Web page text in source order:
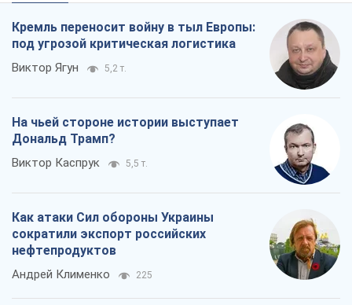
Кремль переносит войну в тыл Европы:
под угрозой критическая логистика
Виктор Ягун 5,2 т.
На чьей стороне истории выступает
Дональд Трамп?
Виктор Каспрук 5,5 т.
Как атаки Сил обороны Украины
сократили экспорт российских
нефтепродуктов
Андрей Клименко 225